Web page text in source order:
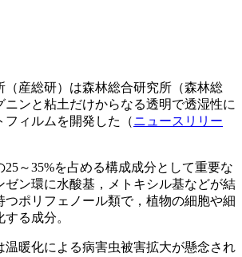
（産総研）は森林総合研究所（森林総
ニンと粘土だけからなる透明で透湿性に
フィルムを開発した（ニュースリリー
25～35%を占める構成成分として重要な
ゼン環に水酸基，メトキシル基などが結
つポリフェノール類で，植物の細胞や細
る成分。
温暖化による病害虫被害拡大が懸念され